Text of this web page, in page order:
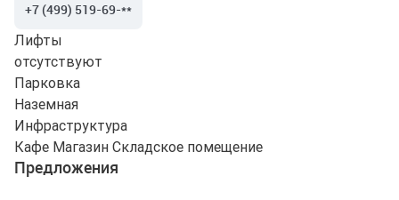
+7 (499) 519-69-**
Лифты
отсутствуют
Парковка
Наземная
Инфраструктура
Кафе Магазин Складское помещение
Предложения